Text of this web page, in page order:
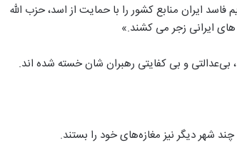
در توئیتر خود نوشت: «رژيم فاسد ايران منابع کشور را با حمایت از اسد، حزب الله
ايرانی زجر می کشند.»
بی‌عدالتی و بی کفایتی رهبران شان خسته شده اند.
شهر دیگر نیز مغازه‌های خود را بستند.